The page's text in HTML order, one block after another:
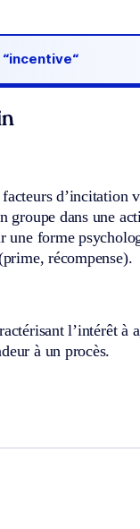
“incentive“
facteurs d’incitation
groupe dans une
une forme
récompense).
l’intérêt à
à un procès.